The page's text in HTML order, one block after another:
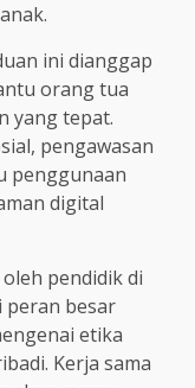
ini dianggap
orang tua
yang tepat.
pengawasan
penggunaan
digital
pendidik di
peran besar
etika
Kerja sama